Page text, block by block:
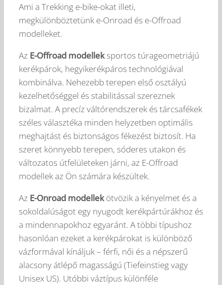
Ami a Trekking e-bike-okat illeti,
megkülönböztetünk e-Onroad és e-Offroad
modelleket.
Az E-Offroad modelleksportos túrageometriájú
kerékpárok, hegyikerékpáros technológiával
kombinálva. Nehezebb terepen első osztályú
kezelhetőséggel és stabilitással szereznek
bizalmat. A precíz váltórendszerek és tárcsafékek
széles választéka minden helyzetben optimális
meghajtást és biztonságos fékezést biztosít. Ha
szeret könnyebb terepen, sóderes utakon és
változatos útfelületeken járni, az E-Offroad
modellek az Ön számára készültek.
Az E-Onroad modellekötvözik a kényelmet és a
sokoldalúságot egy nyugodt kerékpártúrákhoz és
a mindennapokhoz egyaránt. A többi típushoz
hasonlóan ezeket a kerékpárokat is különböző
vázformával kínáljuk – férfi, női és a népszerű
alacsony átlépő magasságú (Tiefeinstieg vagy
Unisex US). Utóbbi váztípus különféle